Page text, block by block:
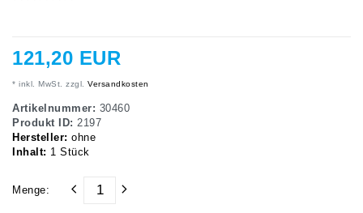
121,20 EUR
* inkl. MwSt. zzgl. Versandkosten
Artikelnummer: 30460
Produkt ID: 2197
Hersteller: ohne
Inhalt: 1 Stück
Menge: